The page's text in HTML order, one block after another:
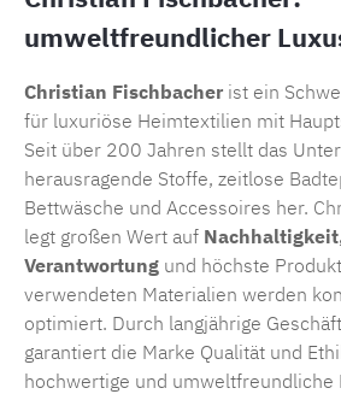
umweltfreundlicher
Christian Fischbacher ist ein
für luxuriöse Heimtextilien mit
Seit über 200 Jahren stellt das
herausragende Stoffe, zeitlose
Bettwäsche und Accessoires her.
legt großen Wert auf
Verantwortung und höchste
verwendeten Materialien werden
optimiert. Durch langjährige
garantiert die Marke Qualität und
hochwertige und umweltfreundliche